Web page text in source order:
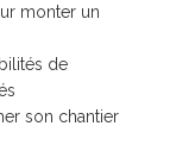
monter un
de
son chantier